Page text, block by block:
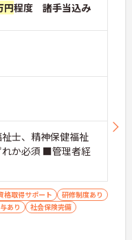
円程度 諸手当込み
士、精神保健福祉
か必須 ■管理者経
格取得サポート
研修制度あり
あり
社会保険完備